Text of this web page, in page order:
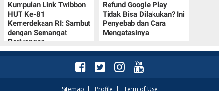
Kumpulan Link Twibbon
HUT Ke-81
Kemerdekaan RI: Sambut
dengan Semangat
Perjuangan
Refund Google Play
Tidak Bisa Dilakukan? Ini
Penyebab dan Cara
Mengatasinya
Sitemap | Profile | Term of Use